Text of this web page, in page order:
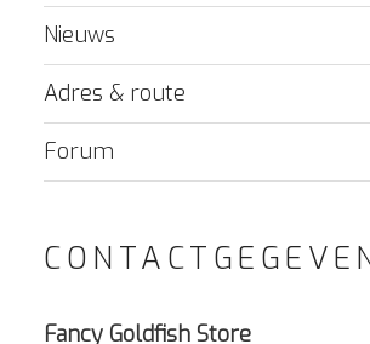
Nieuws
Adres & route
Forum
Fancy Goldfish Store